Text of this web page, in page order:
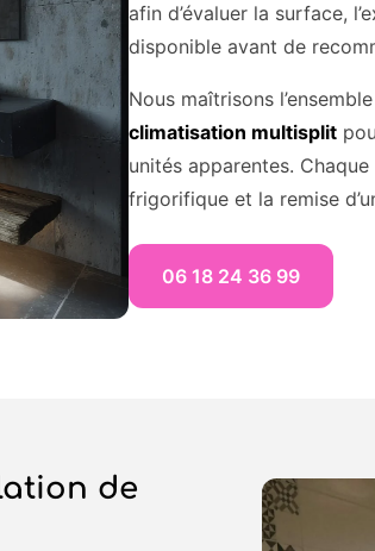
afin d’évaluer la surface,
disponible avant de
Nous maîtrisons
climatisation multisplit
unités apparentes.
frigorifique et la remise
06 18 24 36 99
de